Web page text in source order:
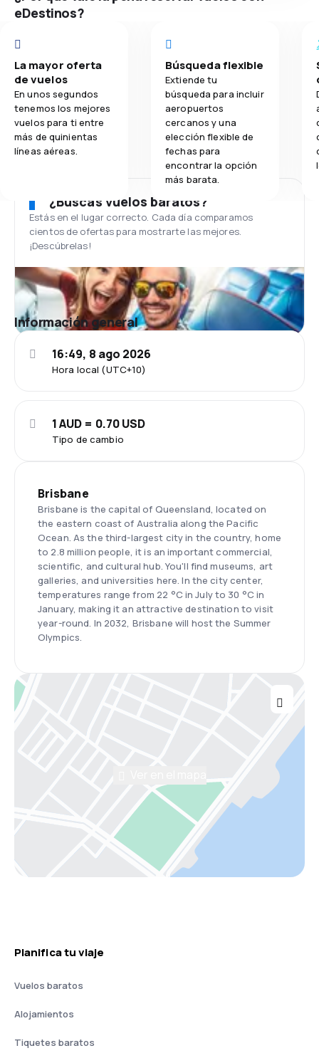
eDestinos?
La mayor oferta
de vuelos
En unos segundos
tenemos los mejores
vuelos para ti entre
más de quinientas
líneas aéreas.
Búsqueda flexible
Extiende tu
búsqueda para incluir
aeropuertos
cercanos y una
elección flexible de
fechas para
encontrar la opción
más barata.
¿Buscas vuelos baratos?
Estás en el lugar correcto. Cada día comparamos
cientos de ofertas para mostrarte las mejores.
¡Descúbrelas!
Información general
Hora local (UTC+10)
16:49, 8 ago 2026
Tipo de cambio
1 AUD = 0.70 USD
Brisbane
Brisbane is the capital of Queensland, located on
the eastern coast of Australia along the Pacific
Ocean. As the third-largest city in the country, home
to 2.8 million people, it is an important commercial,
scientific, and cultural hub. You'll find museums, art
galleries, and universities here. In the city center,
temperatures range from 22 °C in July to 30 °C in
January, making it an attractive destination to visit
year-round. In 2032, Brisbane will host the Summer
Olympics.
Planifica tu viaje
Vuelos baratos
Alojamientos
Tiquetes baratos